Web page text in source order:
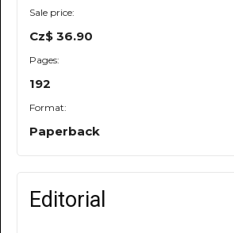
Sale price:
Cz$ 36.90
Pages:
192
Format:
Paperback
Editorial